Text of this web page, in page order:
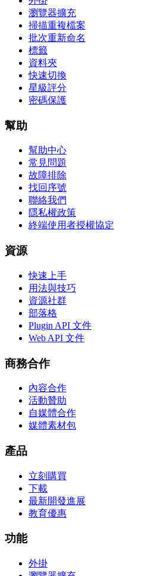
瀏覽器擴充
掃描重複檔案
批次重新命名
標籤
資料夾
快速切換
星級評分
密碼保護
幫助
幫助中心
常見問題
故障排除
找回序號
聯絡我們
隱私權政策
終端使用者授權協定
資源
快速上手
用法與技巧
資源社群
部落格
Plugin API 文件
Web API 文件
商務合作
內容合作
活動贊助
自媒體合作
媒體素材包
產品
立刻購買
下載
最新開發進展
教育優惠
功能
外掛